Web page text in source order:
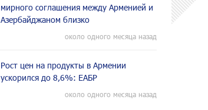
мирного соглашения между Арменией и
Азербайджаном близко
около одного месяца назад
Рост цен на продукты в Армении
ускорился до 8,6%: ЕАБР
около одного месяца назад